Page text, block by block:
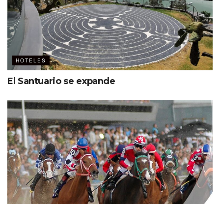
HOTELES
El Santuario se expande